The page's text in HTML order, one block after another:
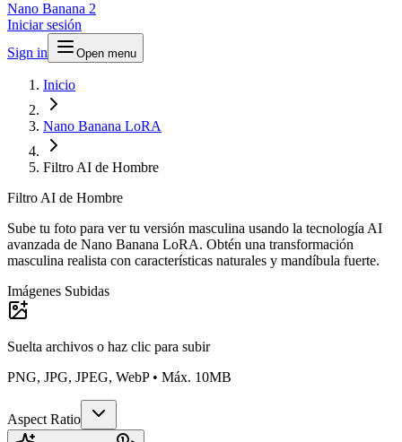
Nano Banana 2
Iniciar sesión
Sign in
Open menu
Inicio
Nano Banana LoRA
Filtro AI de Hombre
Filtro AI de Hombre
Sube tu foto para ver tu versión masculina usando la tecnología AI
avanzada de Nano Banana LoRA. Obtén una transformación
masculina realista con características naturales y mandíbula fuerte.
Imágenes Subidas
Suelta archivos o haz clic para subir
PNG, JPG, JPEG, WebP • Máx. 10MB
Aspect Ratio